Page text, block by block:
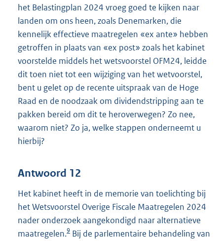
het Belastingplan 2024 vroeg goed te kijken naar
landen om ons heen, zoals Denemarken, die
kennelijk effectieve maatregelen «ex ante» hebben
getroffen in plaats van «ex post» zoals het kabinet
voorstelde middels het wetsvoorstel OFM24, leidde
dit toen niet tot een wijziging van het wetvoorstel,
bent u gelet op de recente uitspraak van de Hoge
Raad en de noodzaak om dividendstripping aan te
pakken bereid om dit te heroverwegen? Zo nee,
waarom niet? Zo ja, welke stappen onderneemt u
hierbij?
Antwoord 12
Het kabinet heeft in de memorie van toelichting bij
het Wetsvoorstel Overige Fiscale Maatregelen 2024
nader onderzoek aangekondigd naar alternatieve
maatregelen.9 Bij de parlementaire behandeling van